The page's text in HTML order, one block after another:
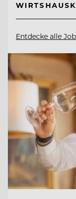
Entdecke alle